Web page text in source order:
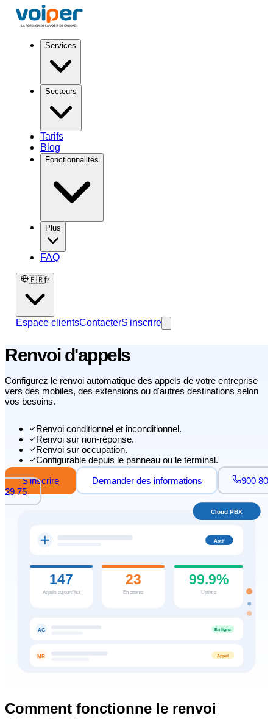
Services
Secteurs
Tarifs
Blog
Fonctionnalités
Plus
FAQ
🇫🇷fr
Espace clientsContacterS'inscrire
Renvoi d'appels
Configurez le renvoi automatique des appels de votre entreprise
vers des mobiles, des extensions ou d'autres destinations selon
vos besoins.
Renvoi conditionnel et inconditionnel.
Renvoi sur non-réponse.
Renvoi sur occupation.
Configurable depuis le panneau ou le terminal.
S'inscrire
Demander des informations
900 80
29 75
Actif
147
Appels aujourd'hui
23
En attente
99.9%
Uptime
AG En ligne
MR Appel
Cloud PBX
Comment fonctionne le renvoi